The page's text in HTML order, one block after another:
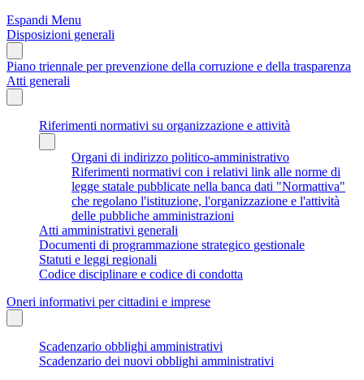
Espandi Menu
Disposizioni generali
Piano triennale per prevenzione della corruzione e della trasparenza
Atti generali
Riferimenti normativi su organizzazione e attività
Organi di indirizzo politico-amministrativo
Riferimenti normativi con i relativi link alle norme di
legge statale pubblicate nella banca dati "Normattiva"
che regolano l'istituzione, l'organizzazione e l'attività
delle pubbliche amministrazioni
Atti amministrativi generali
Documenti di programmazione strategico gestionale
Statuti e leggi regionali
Codice disciplinare e codice di condotta
Oneri informativi per cittadini e imprese
Scadenzario obblighi amministrativi
Scadenzario dei nuovi obblighi amministrativi